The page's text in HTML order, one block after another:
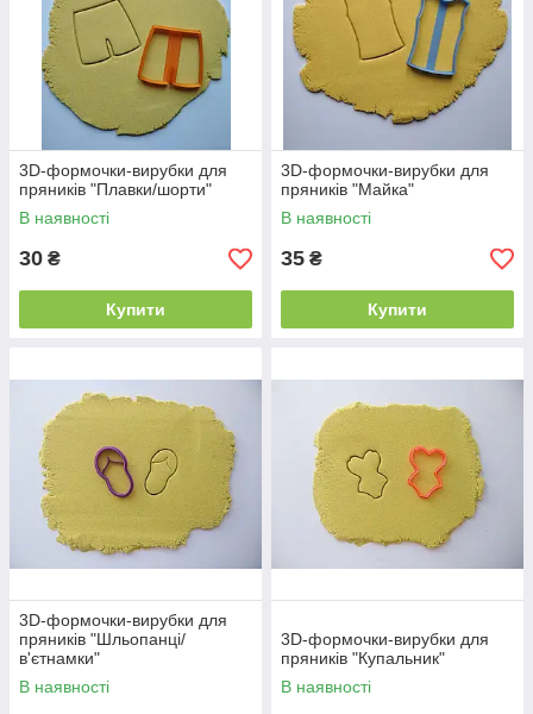
3D-формочки-вирубки для
пряників "Плавки/шорти"
В наявності
30 ₴
Купити
3D-формочки-вирубки для
пряників "Майка"
В наявності
35 ₴
Купити
3D-формочки-вирубки для
пряників "Шльопанці/
в'єтнамки"
В наявності
3D-формочки-вирубки для
пряників "Купальник"
В наявності